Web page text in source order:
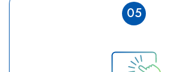
05